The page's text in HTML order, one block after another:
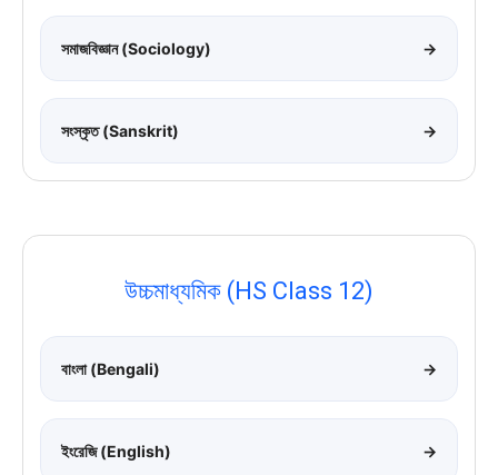
সমাজবিজ্ঞান (Sociology) →
সংস্কৃত (Sanskrit) →
উচ্চমাধ্যমিক (HS Class 12)
বাংলা (Bengali) →
ইংরেজি (English) →